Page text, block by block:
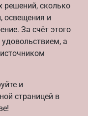
решений, сколько
освещения и
За счёт этого
а
и
страницей в